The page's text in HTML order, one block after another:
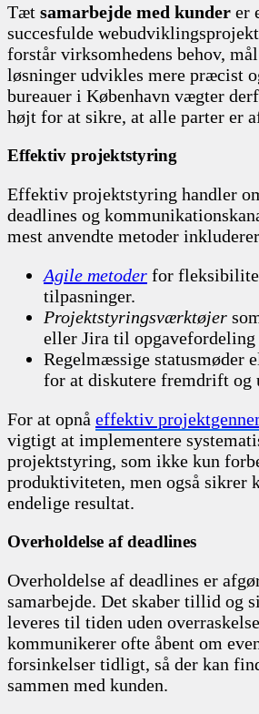
Tæt samarbejde med kunder er
succesfulde
forstår virksomhedens behov,
løsninger udvikles mere præcist
bureauer i København vægter
højt for at sikre, at alle parter er
Effektiv projektstyring
Effektiv projektstyring handler
deadlines og
mest anvendte metoder
Agile metoder for
tilpasninger.
Projektstyringsværktøjer
eller Jira til
Regelmæssige statusmøder
for at diskutere fremdrift og
For at opnå effektiv
vigtigt at implementere
projektstyring, som ikke kun
produktiviteten, men også sikrer
endelige resultat.
Overholdelse af deadlines
Overholdelse af deadlines er
samarbejde. Det skaber tillid og
leveres til tiden uden
kommunikerer ofte åbent om
forsinkelser tidligt, så der kan
sammen med kunden.